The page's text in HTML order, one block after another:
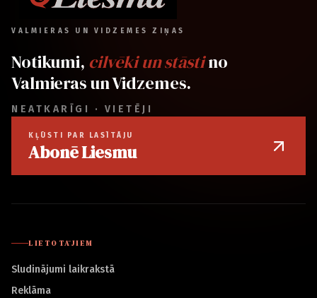
VALMIERAS UN VIDZEMES ZIŅAS
Notikumi, cilvēki un stāstino
Valmieras un Vidzemes.
NEATKARĪGI · VIETĒJI
KĻŪSTI PAR LASĪTĀJU
Abonē Liesmu
LIETOTĀJIEM
Sludinājumi laikrakstā
Reklāma